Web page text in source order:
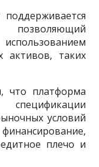
активов, таких
что платформа
условий
плечо и